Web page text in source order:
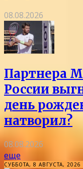
08.08.2026
Партнера
России
день
натворил?
08.08.2026
еще
СУББОТА, 8 АВГУСТА, 2026